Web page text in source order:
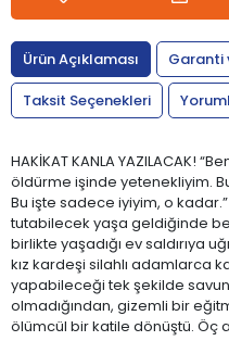
Ürün Açıklaması
Garanti
Taksit Seçenekleri
HAKİKAT KANLA YAZILACAK!
öldürme işinde yetenekliyim.
Bu işte sadece iyiyim, o
tutabilecek yaşa geldiğinde
birlikte yaşadığı ev saldırıya
kız kardeşi silahlı adamlarca
yapabileceği tek şekilde
olmadığından, gizemli bir
ölümcül bir katile dönüştü. Öç